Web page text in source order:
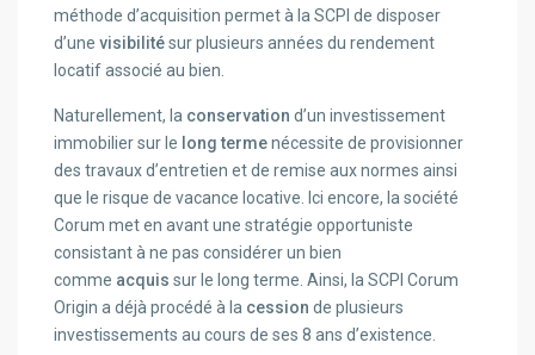
méthode d’acquisition permet à la SCPI de disposer
d’unevisibilitésur plusieurs années du rendement
locatif associé au bien.
Naturellement, la conservationd’un investissement
immobilier sur le long termenécessite de provisionner
des travaux d’entretien et de remise aux normes ainsi
que le risque de vacance locative. Ici encore, la société
Corum met en avant une stratégie opportuniste
consistant à ne pas considérer un bien
comme acquissur le long terme. Ainsi, la SCPI Corum
Origin a déjà procédé à la cessionde plusieurs
investissements au cours de ses 8 ans d’existence.